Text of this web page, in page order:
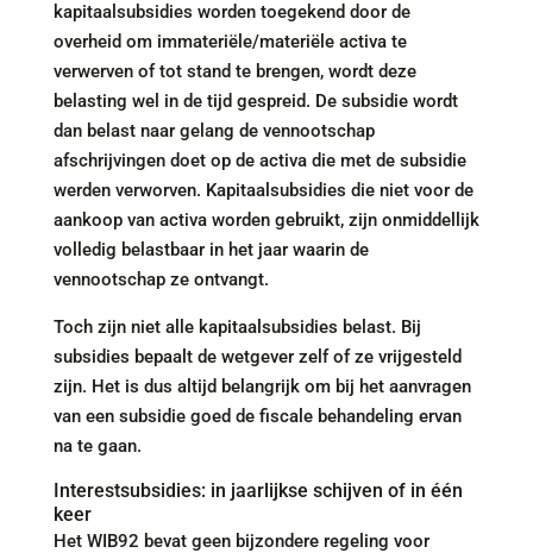
kapitaalsubsidies worden toegekend door de
overheid om immateriële/materiële activa te
verwerven of tot stand te brengen, wordt deze
belasting wel in de tijd gespreid. De subsidie wordt
dan belast naar gelang de vennootschap
afschrijvingen doet op de activa die met de subsidie
werden verworven. Kapitaalsubsidies die niet voor de
aankoop van activa worden gebruikt, zijn onmiddellijk
volledig belastbaar in het jaar waarin de
vennootschap ze ontvangt.
Toch zijn niet alle kapitaalsubsidies belast. Bij
subsidies bepaalt de wetgever zelf of ze vrijgesteld
zijn. Het is dus altijd belangrijk om bij het aanvragen
van een subsidie goed de fiscale behandeling ervan
na te gaan.
Interestsubsidies: in jaarlijkse schijven of in één
keer
Het WIB92 bevat geen bijzondere regeling voor